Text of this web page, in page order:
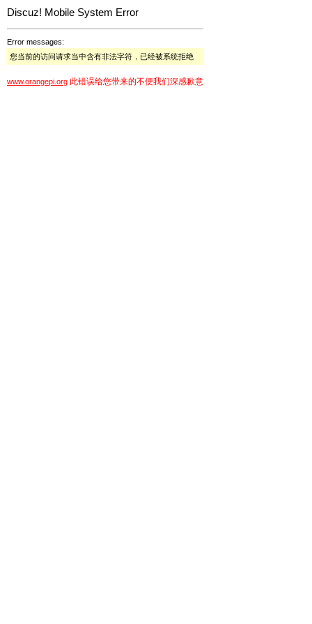
Discuz! Mobile System Error
Error messages:
您当前的访问请求当中含有非法字符，已经被系统拒绝
www.orangepi.org 此错误给您带来的不便我们深感歉意